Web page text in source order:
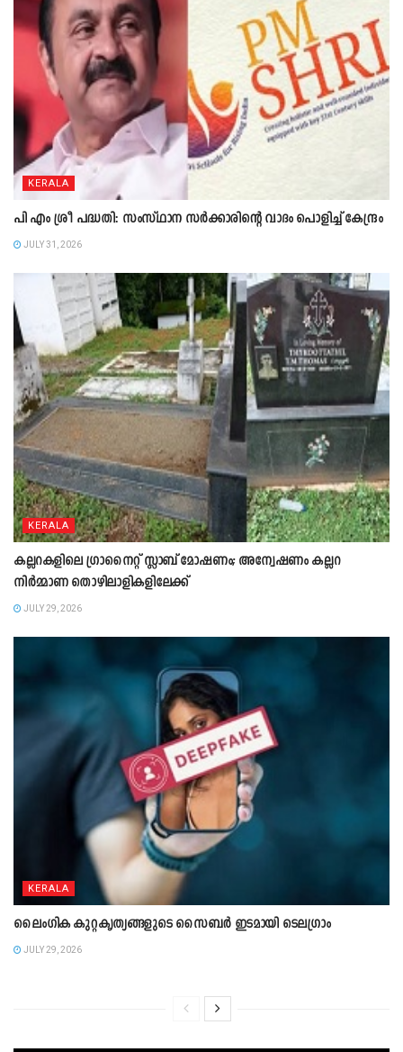
KERALA
പി എം ശ്രീ പദ്ധതി: സംസ്ഥാന സർക്കാരിന്റെ വാദം പൊളിച്ച് കേന്ദ്രം
JULY 31, 2026
KERALA
കല്ലറകളിലെ ഗ്രാനൈറ്റ് സ്ലാബ് മോഷണം; അന്വേഷണം കല്ലറ
നിർമ്മാണ തൊഴിലാളികളിലേക്ക്
JULY 29, 2026
KERALA
ലൈംഗിക കുറ്റകൃത്യങ്ങളുടെ സൈബർ ഇടമായി ടെലഗ്രാം
JULY 29, 2026